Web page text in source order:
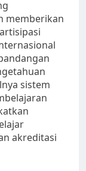
memberikan
sistem
akreditasi